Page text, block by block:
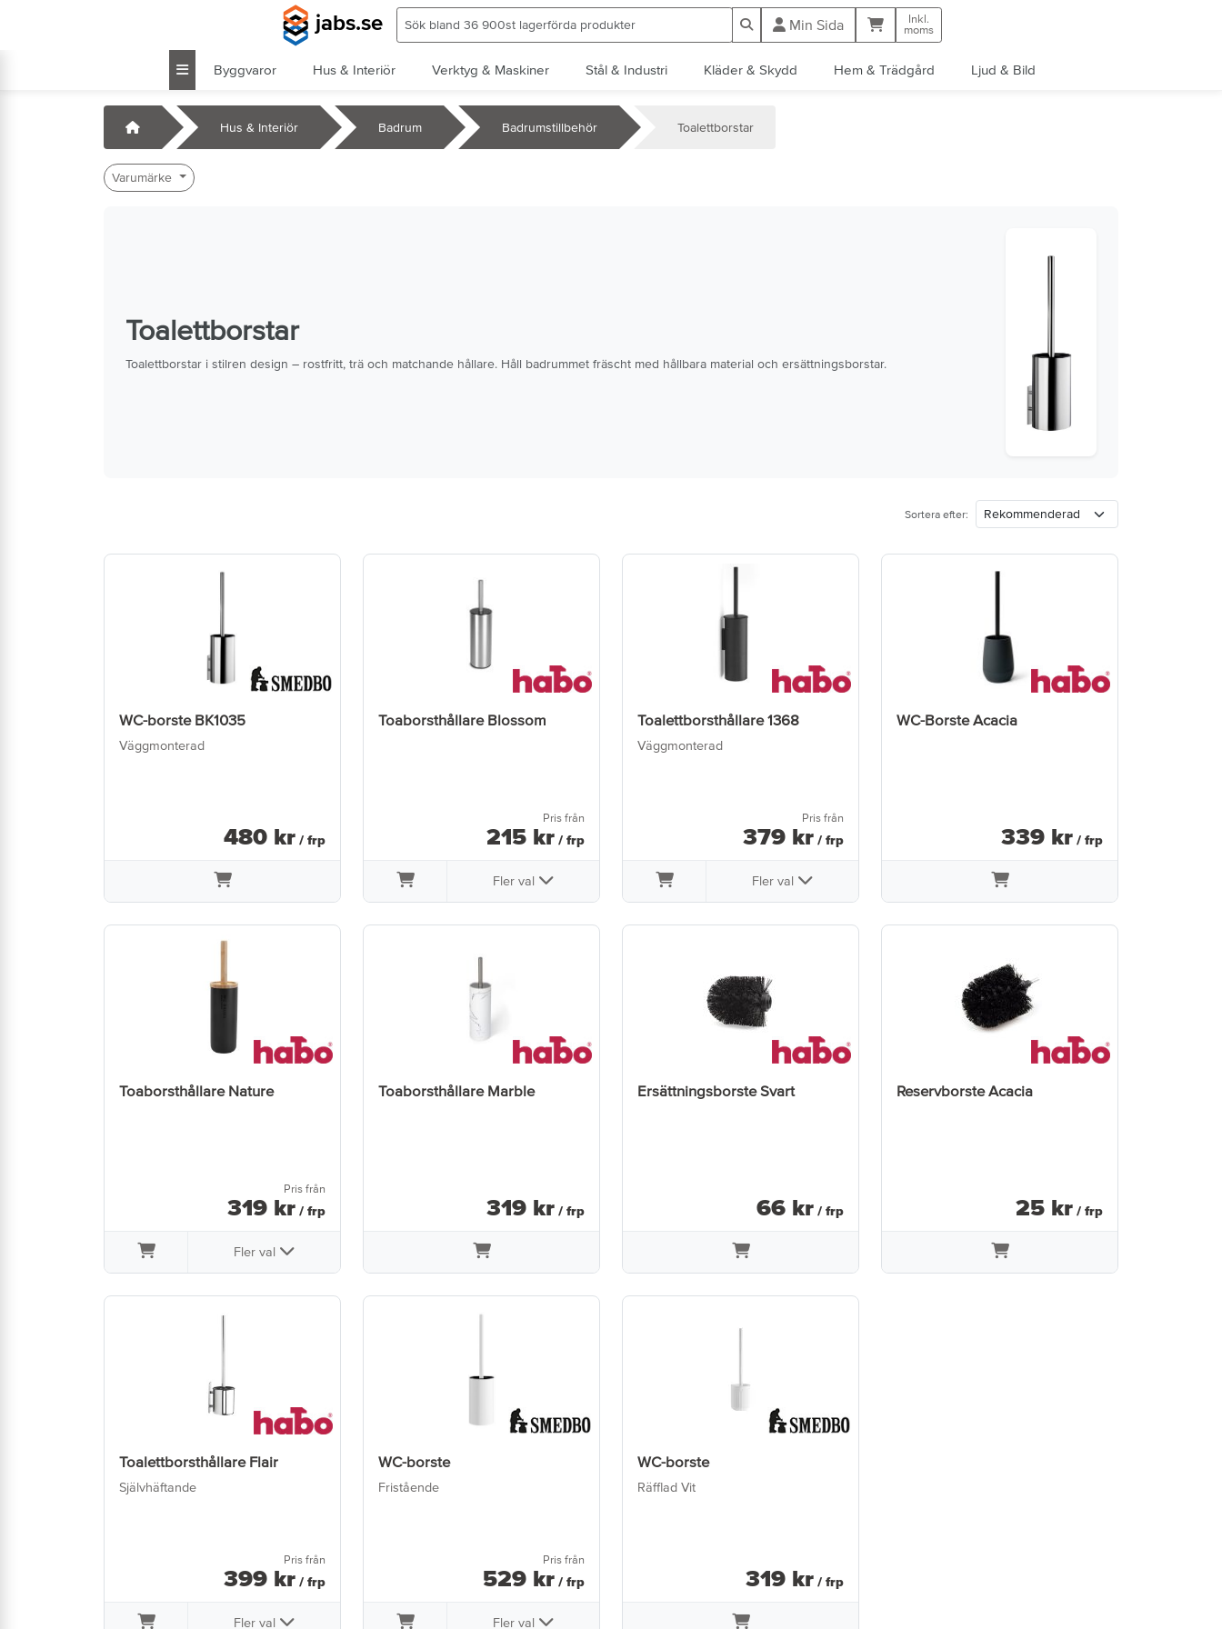
jabs.se Min Sida Kundvagn
Inkl.
moms
Byggvaror Hus & Interiör Verktyg & Maskiner Stål & Industri Kläder & Skydd Hem & Trädgård Ljud & Bild
Startsida Hus & Interiör Badrum Badrumstillbehör Toalettborstar
Varumärke
Toalettborstar
Toalettborstar i stilren design – rostfritt, trä och matchande hållare. Håll badrummet fräscht med hållbara material och ersättningsborstar.
Sortera efter:
WC-borste BK1035
Väggmonterad
480 kr / frp
Toaborsthållare Blossom
Pris från
215 kr / frp
Fler val
Toalettborsthållare 1368
Väggmonterad
Pris från
379 kr / frp
Fler val
WC-Borste Acacia
339 kr / frp
Toaborsthållare Nature
Pris från
319 kr / frp
Fler val
Toaborsthållare Marble
319 kr / frp
Ersättningsborste Svart
66 kr / frp
Reservborste Acacia
25 kr / frp
Toalettborsthållare Flair
Självhäftande
Pris från
399 kr / frp
Fler val
WC-borste
Fristående
Pris från
529 kr / frp
Fler val
WC-borste
Räfflad Vit
319 kr / frp